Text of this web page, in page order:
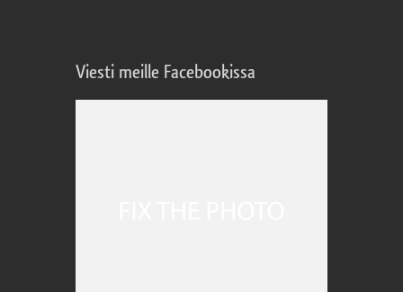
Viesti meille Facebookissa